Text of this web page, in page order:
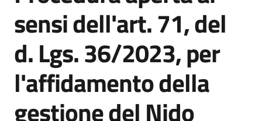
Supporto
Piattaforme
telematiche
sensi dell'art. 71, del
d. Lgs. 36/2023, per
l'affidamento della
gestione del Nido